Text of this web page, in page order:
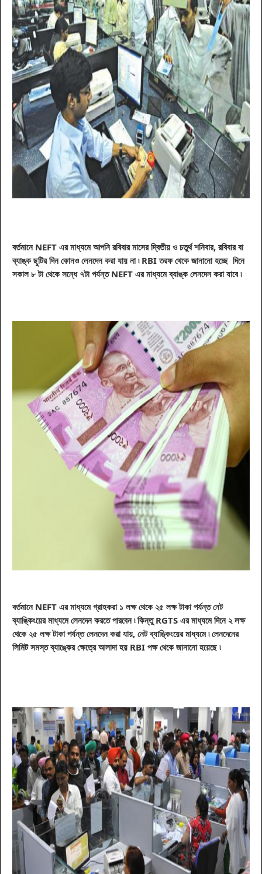
বর্তমানে NEFT এর মাধ্যমে আপনি রবিবার মাসের দ্বিতীয় ও চতুর্থ শনিবার, রবিবার বা
ব্যাঙ্কছুটির দিন কোনও লেনদেন করা যায় না ৷ RBIতরফ থেকে জানানো হচ্ছে দিনে
সকাল ৮ টা থেকে সন্ধে ৭টা পর্যন্ত NEFT এর মাধ্যমে ব্যাঙ্ক লেনদেন করাযাবে ৷
বর্তমানে NEFT এর মাধ্যমে গ্রাহকরা ১ লক্ষ থেকে ২৫ লক্ষ টাকা পর্যন্ত নেট
ব্যাঙ্কিংয়ের মাধ্যমেলেনদেন করতে পারবেন ৷ কিন্তু RGTS এর মাধ্যমে দিনে ২ লক্ষ
থেকে ২৫ লক্ষ টাকা পর্যন্তলেনদেন করা যায়, নেট ব্যাঙ্কিংয়ের মাধ্যমে ৷ লেনদেনের
লিমিট সমস্ত ব্যাঙ্কের ক্ষেত্রে আলাদা হয় RBI পক্ষ থেকে জানানো হয়েছে ৷